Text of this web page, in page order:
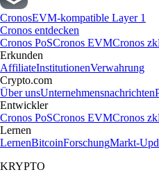
CronosEVM-kompatible Layer 1
Cronos entdecken
Cronos PoSCronos EVMCronos
Erkunden
AffiliateInstitutionenVerwahrung
Crypto.com
Über unsUnternehmensnachrichten
Entwickler
Cronos PoSCronos EVMCronos
Lernen
LernenBitcoinForschungMarkt-
KRYPTO